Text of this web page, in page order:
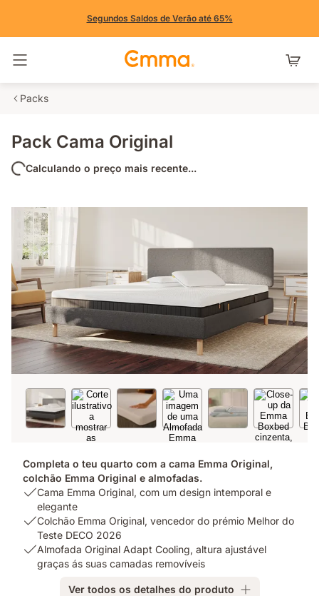
Segundos Saldos de Verão até 65%
Packs
Pack Cama Original
Calculando o preço mais recente...
Completa o teu quarto com a cama Emma Original,
colchão Emma Original e almofadas.
USP
Cama
Emma
Original,
com
Cama Emma Original, com um design intemporal e
elegante
USP
Colchão
Emma
Colchão Emma Original, vencedor do prémio Melhor do
Teste DECO 2026
USPAlmofada Original Adapt Cooling, altura ajustável
graças ás suas camadas removíveis
Ver todos os detalhes do produto